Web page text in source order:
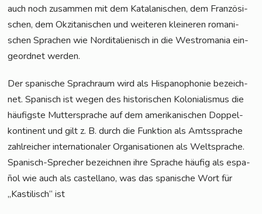
auch noch zusam­men mit dem Kata­la­ni­schen, dem Fran­zö­si­
schen, dem Okzita­ni­schen und wei­te­ren klei­ne­ren roma­ni­
schen Spra­chen wie Nord­ita­lie­nisch in die West­ro­ma­nia ein­
ge­ord­net werden.
Der spa­ni­sche Sprach­raum wird als His­pano­pho­nie bezeich­
net. Spa­nisch ist wegen des his­to­ri­schen Kolo­nia­lis­mus die
häu­figs­te Mut­ter­spra­che auf dem ame­ri­ka­ni­schen Dop­pel­
kon­ti­nent und gilt z. B. durch die Funk­ti­on als Amts­spra­che
zahl­rei­cher inter­na­tio­na­ler Orga­ni­sa­tio­nen als Welt­spra­che.
Spa­nisch-Spre­cher bezeich­nen ihre Spra­che häu­fig als espa­
ñol wie auch als cas­tel­lano, was das spa­ni­sche Wort für
„Kas­ti­lisch“ ist